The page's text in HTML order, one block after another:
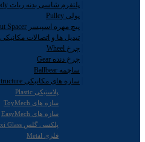
پلتفرم شاسی بدنه ربات Platform Chassis Body
پولی Pulley
پیچ مهره اسپیسر Screw Nut Spacer
تبدیل ها و اتصالات مکانیکی Junction Connector
چرخ Wheel
چرخ دنده Gear
ساچمه Ballbear
سازه های مکانیکی Mechanical Structure
پلاستیکی Plastic
سازه های ToyMech
سازه های EasyMech
پلکسی گلس Plexi Glass
فلزی Metal